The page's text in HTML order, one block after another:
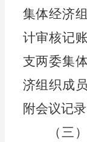
集体经济
计审核记
支两委集
济组织成
附会议记录
（三